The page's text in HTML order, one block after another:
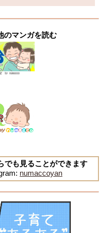
マンガを読む
も見ることができます
numaccoyan